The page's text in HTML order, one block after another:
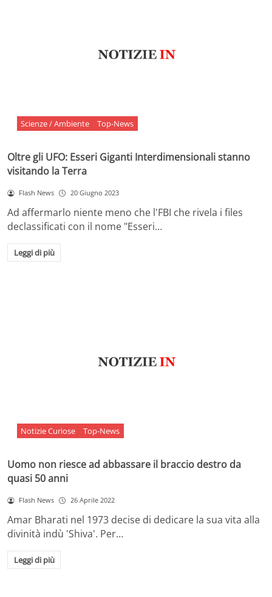
Scienze / Ambiente Top-News
Oltre gli UFO: Esseri Giganti Interdimensionali stanno
visitando la Terra
Flash News 20 Giugno 2023
Ad affermarlo niente meno che l'FBI che rivela i files
declassificati con il nome "Esseri…
Leggi di più
Notizie Curiose Top-News
Uomo non riesce ad abbassare il braccio destro da
quasi 50 anni
Flash News 26 Aprile 2022
Amar Bharati nel 1973 decise di dedicare la sua vita alla
divinità indù 'Shiva'. Per…
Leggi di più